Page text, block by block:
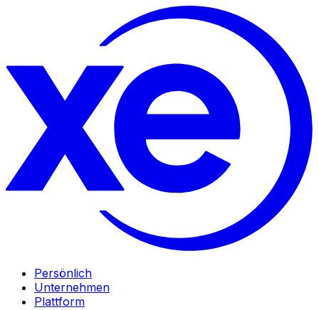
Persönlich
Unternehmen
Plattform